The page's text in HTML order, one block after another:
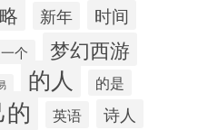
新年 时间
个 梦幻西游
的人
的是
的 英语 诗人